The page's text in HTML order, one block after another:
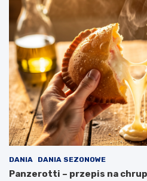
DANIA DANIA SEZONOWE
Panzerotti – przepis na